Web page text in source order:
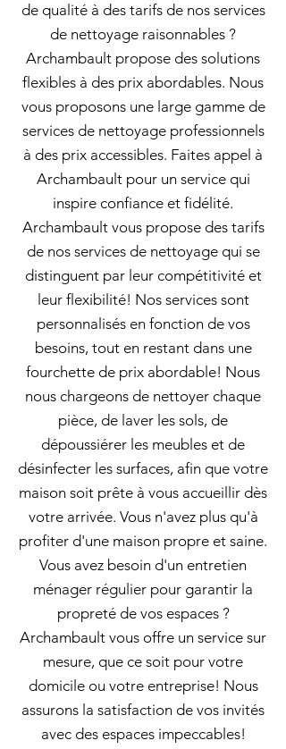
de qualité à des tarifs de nos services
de nettoyage raisonnables ?
Archambault propose des solutions
flexibles à des prix abordables. Nous
vous proposons une large gamme de
services de nettoyage professionnels
à des prix accessibles. Faites appel à
Archambault pour un service qui
inspire confiance et fidélité.
Archambault vous propose des tarifs
de nos services de nettoyage qui se
distinguent par leur compétitivité et
leur flexibilité! Nos services sont
personnalisés en fonction de vos
besoins, tout en restant dans une
fourchette de prix abordable! Nous
nous chargeons de nettoyer chaque
pièce, de laver les sols, de
dépoussiérer les meubles et de
désinfecter les surfaces, afin que votre
maison soit prête à vous accueillir dès
votre arrivée. Vous n'avez plus qu'à
profiter d'une maison propre et saine.
Vous avez besoin d'un entretien
ménager régulier pour garantir la
propreté de vos espaces ?
Archambault vous offre un service sur
mesure, que ce soit pour votre
domicile ou votre entreprise! Nous
assurons la satisfaction de vos invités
avec des espaces impeccables!